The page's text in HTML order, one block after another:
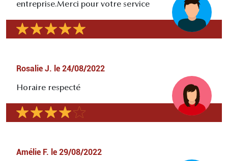
entreprise.Merci pour votre service
Rosalie J. le 24/08/2022
Horaire respecté
Amélie F. le 29/08/2022